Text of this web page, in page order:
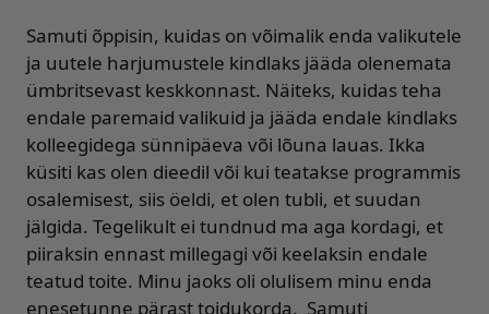
Samuti õppisin, kuidas on võimalik enda valikutele
ja uutele harjumustele kindlaks jääda olenemata
ümbritsevast keskkonnast. Näiteks, kuidas teha
endale paremaid valikuid ja jääda endale kindlaks
kolleegidega sünnipäeva või lõuna lauas. Ikka
küsiti kas olen dieedil või kui teatakse programmis
osalemisest, siis öeldi, et olen tubli, et suudan
jälgida. Tegelikult ei tundnud ma aga kordagi, et
piiraksin ennast millegagi või keelaksin endale
teatud toite. Minu jaoks oli olulisem minu enda
enesetunne pärast toidukorda. Samuti